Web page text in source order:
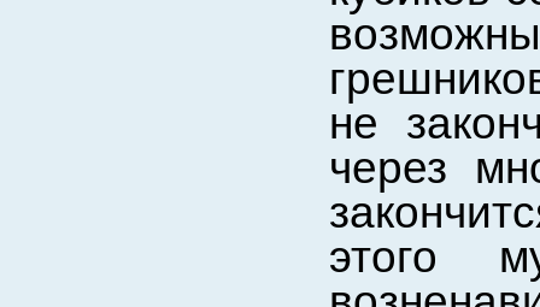
не
через
этого